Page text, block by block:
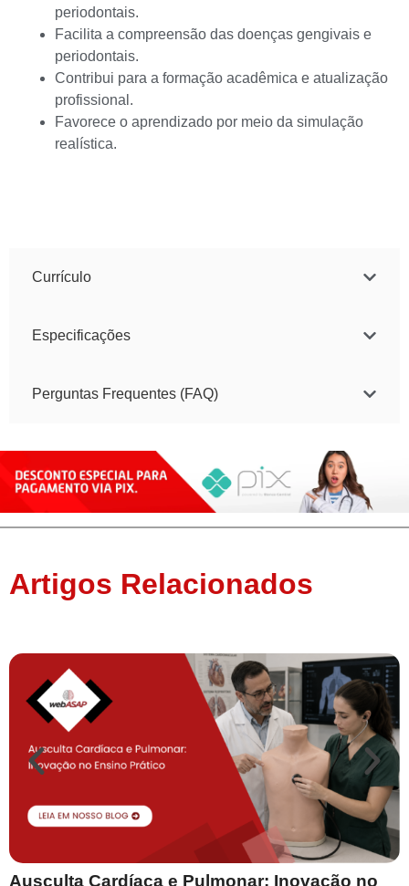
Currículo
Especificações
Perguntas Frequentes (FAQ)
periodontais.
Facilita a compreensão das doenças gengivais e
periodontais.
Contribui para a formação acadêmica e atualização
profissional.
Favorece o aprendizado por meio da simulação
realística.
Artigos Relacionados
Ausculta Cardíaca e Pulmonar: Inovação no